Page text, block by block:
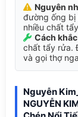
Nguyên
đường ống bị
nhiều chất
Cách
chất tẩy rửa.
và gọi thợ
Nguyễn
NGUYỄN